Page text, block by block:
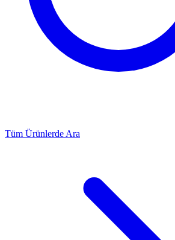
Tüm Ürünlerde Ara